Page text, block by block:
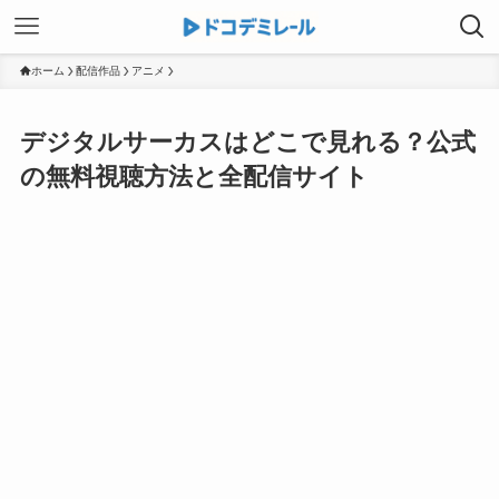
ホーム 配信作品 アニメ
デジタルサーカスはどこで見れる？公式
の無料視聴方法と全配信サイト